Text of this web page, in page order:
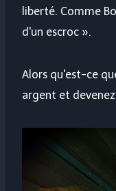
liberté. Comme
d'un escroc ».
Alors qu'est-ce
argent et